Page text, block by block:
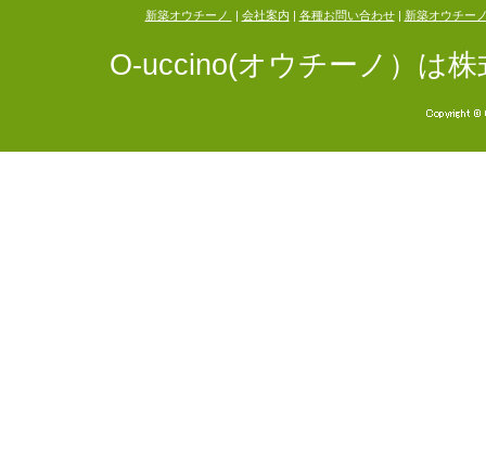
新築オウチーノ 会社案内 各種お問い合わせ| 新築オウチー
O-uccino(オウチーノ）は